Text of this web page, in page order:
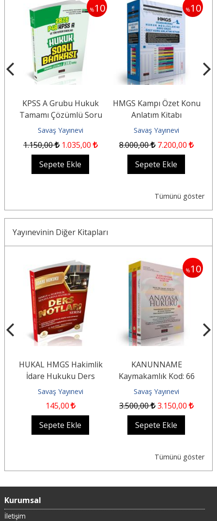
%10
KPSS A Grubu Hukuk
Tamamı Çözümlü Soru
Bankası
Savaş Yayınevi
1.150,00 1.035,00
Sepete Ekle
%10
HMGS Kampı Özet Konu
Anlatım Kitabı
Savaş Yayınevi
8.000,00 7.200,00
Sepete Ekle
Tümünü göster
Yayınevinin Diğer Kitapları
HUKAL HMGS Hakimlik
İdare Hukuku Ders
Notları
Savaş Yayınevi
145,00
Sepete Ekle
%10
KANUNNAME
Kaymakamlık Kod: 66
Savaş Yayınevi
3.500,00 3.150,00
Sepete Ekle
Tümünü göster
Kurumsal
İletişim